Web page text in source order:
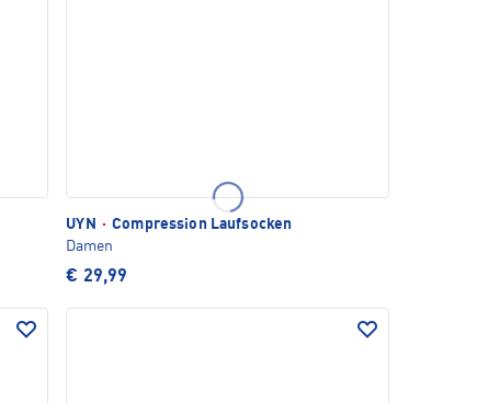
UYN · Compression Laufsocken
Damen
€ 29,99